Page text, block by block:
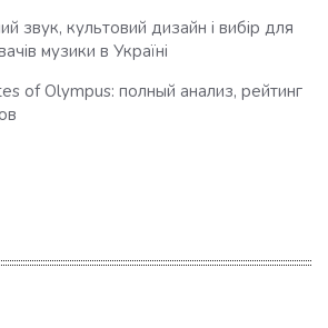
звук, культовий дизайн і вибір для
музики в Україні
of Olympus: полный анализ, рейтинг